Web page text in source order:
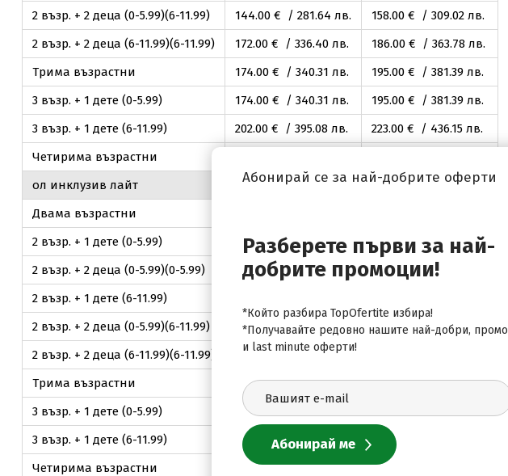
2 възр. + 2 деца (0-5.99)(6-11.99)
144.00€ / 281.64 лв. 158.00€ / 309.02лв.
2 възр. + 2 деца (6-11.99)(6-11.99)
172.00€ / 336.40лв. 186.00€ / 363.78лв.
Трима възрастни
174.00€ / 340.31 лв. 195.00€ / 381.39лв.
3 възр. + 1 дете (0-5.99)
174.00€ / 340.31 лв. 195.00€ / 381.39лв.
3 възр. + 1 дете (6-11.99)
202.00€ / 395.08лв. 223.00€ / 436.15лв.
Четирима възрастни
ол инклузив лайт
стандартна стая
Двама възрастни
2 възр. + 1 дете (0-5.99)
132.00€ / 258.17лв. 146.00€ / 285 .55лв.
2 възр. + 2 деца (0-5.99)(0-5.99)
132.00€ / 258.17лв. 146.00€ / 285
2 възр. + 1 дете (6-11.99)
2 възр. + 2 деца (0-5.99)(6-11.99)
160.00€ / 312.93лв. 174.00€ / 340.31лв.
2 възр. + 2 деца (6-11.99)(6-11.99)
188.00€ / 367 .70лв.
Трима възрастни
198.00€ / 387.25лв. 219.00€ / 428.33лв.
3 възр. + 1 дете (0-5.99)
198.00
3 възр. + 1 дете (6-11.99)
226 € / 442.02лв. .00
Четирима възрастни
264.00€ / 516.34лв. 292
Абонирай се за най-добрите оферти
Разберете първи за най-
добрите промоции!
*Който разбира TopOfertite избира!
*Получавайте редовно нашите най-добри, промо
и last minute оферти!